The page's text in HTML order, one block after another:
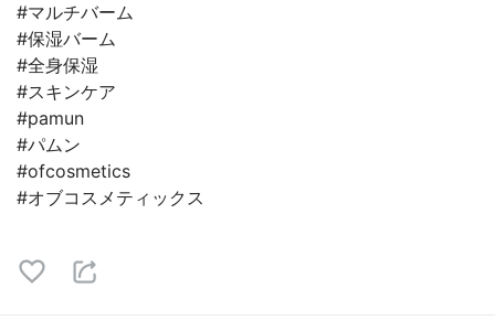
#マルチバーム
#保湿バーム
#全身保湿
#スキンケア
#pamun
#パムン
#ofcosmetics
#オブコスメティックス